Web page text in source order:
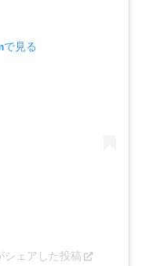
見る
ェアした投稿